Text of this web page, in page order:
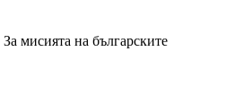
мисията на българските